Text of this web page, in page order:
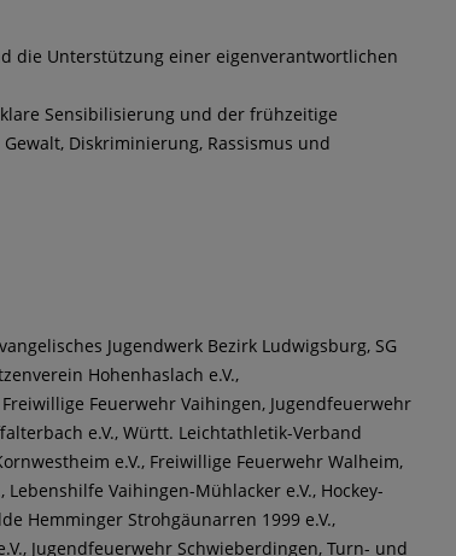
die Unterstützung einer eigenverantwortlichen
Sensibilisierung und der frühzeitige
Diskriminierung, Rassismus und
Jugendwerk Bezirk Ludwigsburg, SG
Hohenhaslach e.V.,
Feuerwehr Vaihingen, Jugendfeuerwehr
e.V., Württ. Leichtathletik-Verband
e.V., Freiwillige Feuerwehr Walheim,
Vaihingen-Mühlacker e.V., Hockey-
Hemminger Strohgäunarren 1999 e.V.,
Jugendfeuerwehr Schwieberdingen, Turn- und